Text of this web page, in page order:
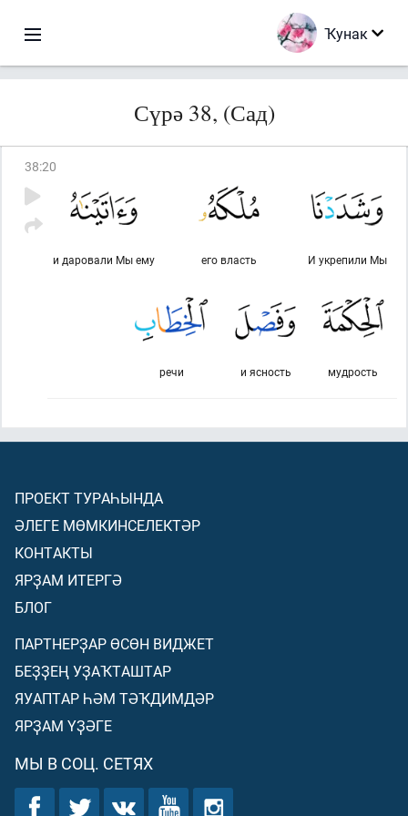
Ҡунак
Сүрә 38, (Сад)
38:20
И укрепили Мы
его власть
и даровали Мы ему
мудрость
и ясность
речи
ПРОЕКТ ТУРАҺЫНДА
ӘЛЕГЕ МӨМКИНСЕЛЕКТӘР
КОНТАКТЫ
ЯРҘАМ ИТЕРГӘ
БЛОГ
ПАРТНЕРҘАР ӨСӨН ВИДЖЕТ
БЕҘҘЕҢ УҘАҠТАШТАР
ЯУАПТАР ҺӘМ ТӘҠДИМДӘР
ЯРҘАМ ҮҘӘГЕ
МЫ В СОЦ. СЕТЯХ